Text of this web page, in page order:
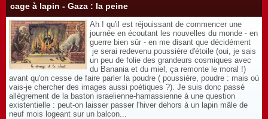
cage à lapin - Gaza : la peine
Ah ! qu'il est réjouissant de commencer une
journée en écoutant les nouvelles du monde - en
guerre bien sûr - en me disant que décidément
je serai redevenu poussière d'étoile (oui, je sais
un peu de folie des grandeurs cosmiques avec
du Banania et du miel, ça remonte le moral !)
avant qu'on cesse de faire parler la poudre ( poussière, poudre : mais où
vais-je chercher des images aussi poétiques ?). Je suis donc passé
allègrement de la baston israelienne-hamassienne à une question
existentielle : peut-on laisser passer l'hiver dehors à un lapin mâle de
neuf mois logeant sur un balcon...